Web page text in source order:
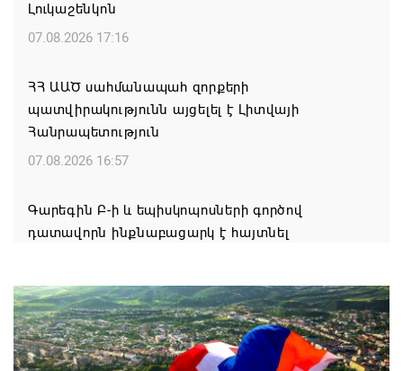
Լուկաշենկոն
07.08.2026 17:16
ՀՀ ԱԱԾ սահմանապահ զորքերի
պատվիրակությունն այցելել է Լիտվայի
Հանրապետություն
07.08.2026 16:57
Գարեգին Բ-ի և եպիսկոպոսների գործով
դատավորն ինքնաբացարկ է հայտնել
Թուրքիան, Սաուդյան Արաբիան և Պակիստանը
ռազմական դաշինք ստեղծելու մասին
համաձայնագիր են ստորագրել